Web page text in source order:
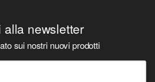
alla newsletter
sui nostri nuovi prodotti